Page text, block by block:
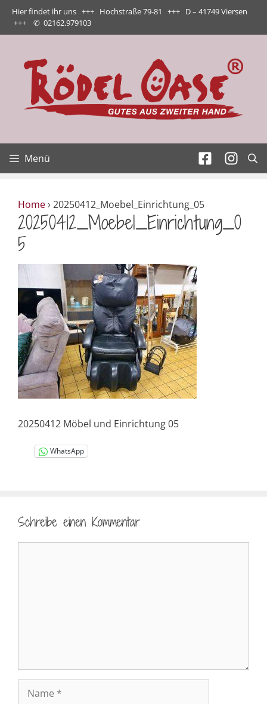
Zum
Inhalt
springen
Hier findet ihr uns +++ Hochstraße 79-81 +++ D – 41749 Viersen
+++ ✆ 02162.979103
Menü
Home› 20250412_Moebel_Einrichtung_05
20250412_Moebel_Einrichtung_0
5
20250412 Möbel und Einrichtung 05
WhatsApp
Schreibe einen Kommentar